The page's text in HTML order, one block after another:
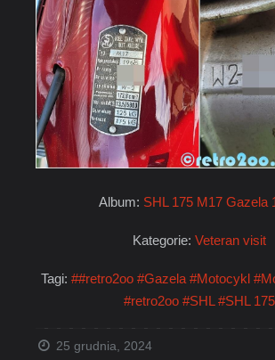
Album: SHL 175 M17 Gazela
Kategorie: Veteran visit
Tagi: ##retro2oo #Gazela #Motocykl
#retro2oo #SHL #SHL 175
25 grudnia, 2024